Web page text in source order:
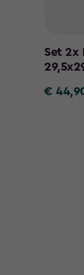
Set 2x
€
€